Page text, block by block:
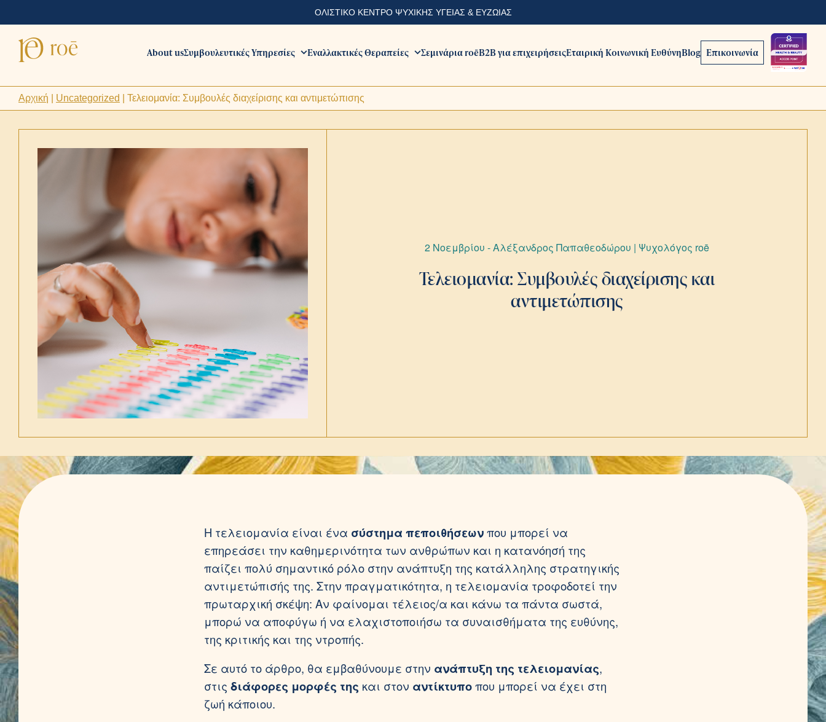
ΟΛΙΣΤΙΚΟ ΚΕΝΤΡΟ ΨΥΧΙΚΗΣ ΥΓΕΙΑΣ & ΕΥΖΩΙΑΣ
About usΣυμβουλευτικές Υπηρεσίες Εναλλακτικές Θεραπείες Σεμινάρια roēB2B για επιχειρήσειςΕταιρική Κοινωνική ΕυθύνηBlog Επικοινωνία
Αρχική Uncategorized Τελειομανία: Συμβουλές διαχείρισης και αντιμετώπισης
2 Νοεμβρίου - Αλέξανδρος Παπαθεοδώρου | Ψυχολόγος roē
Τελειομανία: Συμβουλές διαχείρισης και
αντιμετώπισης
Η τελειομανία είναι ένα σύστημα πεποιθήσεωνπου μπορεί να
επηρεάσει την καθημερινότητα των ανθρώπων και η κατανόησή της
παίζει πολύ σημαντικό ρόλο στην ανάπτυξη της κατάλληλης στρατηγικής
αντιμετώπισής της. Στην πραγματικότητα, η τελειομανία τροφοδοτεί την
πρωταρχική σκέψη: Αν φαίνομαι τέλειος/α και κάνω τα πάντα σωστά,
μπορώ να αποφύγω ή να ελαχιστοποιήσω τα συναισθήματα της ευθύνης,
της κριτικής και της ντροπής.
Σε αυτό το άρθρο, θα εμβαθύνουμε στην ανάπτυξη της τελειομανίας,
στις διάφορες μορφές της και στον αντίκτυποπου μπορεί να έχει στη
ζωή κάποιου.